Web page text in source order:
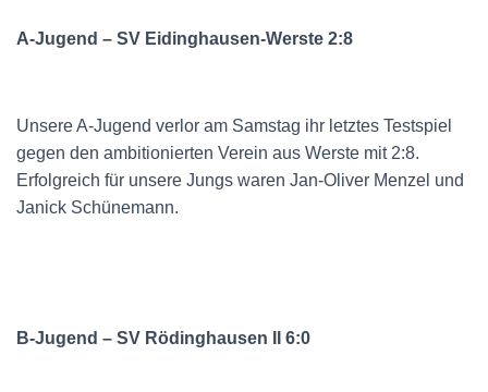
A-Jugend – SV Eidinghausen-Werste 2:8
Unsere A-Jugend verlor am Samstag ihr letztes Testspiel
gegen den ambitionierten Verein aus Werste mit 2:8.
Erfolgreich für unsere Jungs waren Jan-Oliver Menzel und
Janick Schünemann.
B-Jugend – SV Rödinghausen II 6:0